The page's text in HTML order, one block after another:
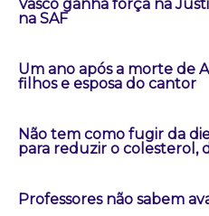
Vasco ganha força na
na SAF
Um ano após a morte de
filhos e esposa do cantor
Não tem como fugir da
para reduzir o colesterol,
Professores não sabem